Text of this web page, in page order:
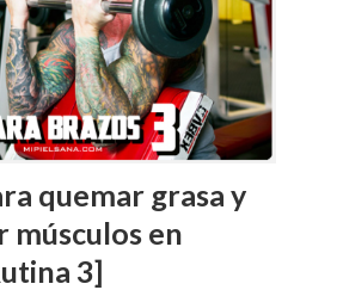
quemar grasa y
músculos en
3]